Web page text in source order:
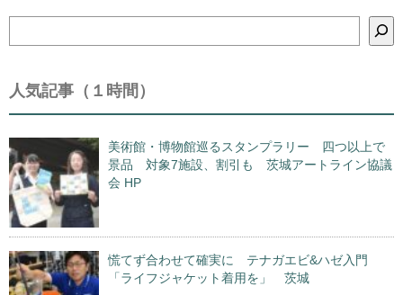
索
人気記事（１時間）
美術館・博物館巡るスタンプラリー 四つ以上で
景品 対象7施設、割引も 茨城アートライン協議
会 HP
慌てず合わせて確実に テナガエビ&ハゼ入門
「ライフジャケット着用を」 茨城